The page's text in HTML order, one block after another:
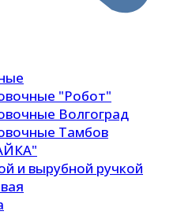
"Робот"
Волгоград
Тамбов
и вырубной ручкой